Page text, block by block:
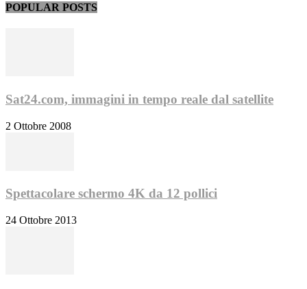
POPULAR POSTS
Sat24.com, immagini in tempo reale dal satellite
2 Ottobre 2008
Spettacolare schermo 4K da 12 pollici
24 Ottobre 2013